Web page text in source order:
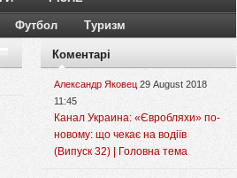
Футбол Туризм
Коментарі
Александр Яковец 29 August 2018
11:45
Канал Украина: «Євробляхи» по-
новому: що чекає на водіїв
(Випуск 32) | Головна тема